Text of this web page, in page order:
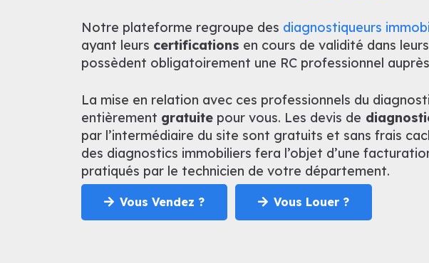
Notre plateforme regroupe des diagnostiqueurs
ayant leurs certifications en cours de validité dans
possèdent obligatoirement une RC professionnel
La mise en relation avec ces professionnels du
entièrement gratuite pour vous. Les devis de
par l’intermédiaire du site sont gratuits et sans frais
des diagnostics immobiliers fera l’objet d’une
pratiqués par le technicien de votre département.
Vous Vendez ? Vous Louer ?